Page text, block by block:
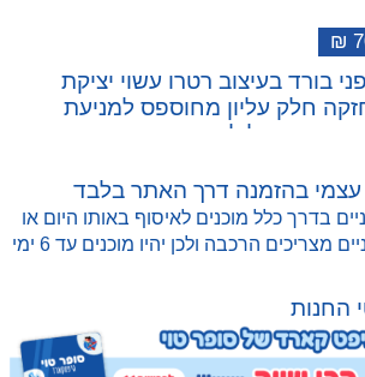
₪
בורד בעיצוב רטרו עשוי יציקת
חלק עליון מחוספס למניעת
מותאם לילדים
פלסטיק גמישה וחזקה, חלקו
החלקה והוא יעניק חווית רכיבה
עצמי בהזמנה דרך האתר בלבד
בדרך כלל מוכנים לאיסוף באותו היום או
עד 1 ימי עסקים. אופניים מצריכים הרכבה ולכן יהיו מוכנים עד 6 ימי
החנות